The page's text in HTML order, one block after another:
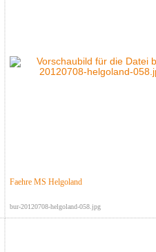
Faehre MS Helgoland
bur-20120708-helgoland-058.jpg